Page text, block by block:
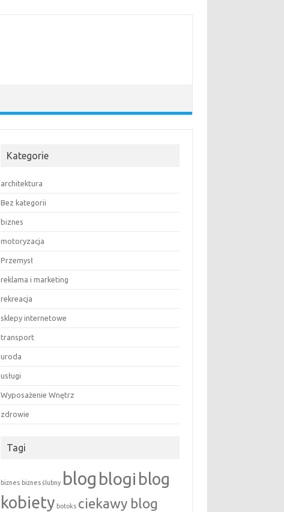
Kategorie
architektura
Bez kategorii
biznes
motoryzacja
Przemysł
reklama i marketing
rekreacja
sklepy internetowe
transport
uroda
usługi
Wyposażenie Wnętrz
zdrowie
Tagi
biznes biznes ślubny blog blogi blog
kobiety botoks ciekawy blog